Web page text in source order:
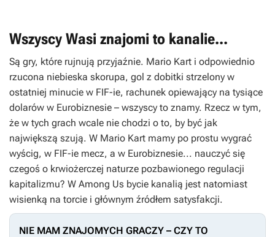
Wszyscy Wasi znajomi to kanalie...
Są gry, które rujnują przyjaźnie. Mario Kart i odpowiednio
rzucona niebieska skorupa, gol z dobitki strzelony w
ostatniej minucie w FIF-ie, rachunek opiewający na tysiące
dolarów w Eurobiznesie – wszyscy to znamy. Rzecz w tym,
że w tych grach wcale nie chodzi o to, by być jak
największą szują. W Mario Kart mamy po prostu wygrać
wyścig, w FIF-ie mecz, a w Eurobiznesie... nauczyć się
czegoś o krwiożerczej naturze pozbawionego regulacji
kapitalizmu? W Among Us bycie kanalią jest natomiast
wisienką na torcie i głównym źródłem satysfakcji.
NIE MAM ZNAJOMYCH GRACZY – CZY TO